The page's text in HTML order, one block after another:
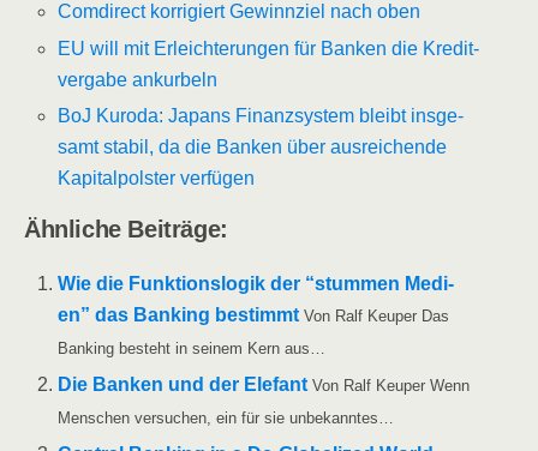
Com­di­rect kor­ri­giert Gewinn­ziel nach oben
EU will mit Erleich­te­run­gen für Ban­ken die Kre­dit­
ver­ga­be ankurbeln
BoJ Kur­o­da: Japans Finanz­sys­tem bleibt ins­ge­
samt sta­bil, da die Ban­ken über aus­rei­chen­de
Kapi­tal­pols­ter verfügen
Ähn­li­che Beiträge:
Wie die Funk­ti­ons­lo­gik der “stum­men Medi­
en” das Ban­king bestimmt Von Ralf Keu­per Das
Ban­king besteht in sei­nem Kern aus…
Die Ban­ken und der Ele­fant Von Ralf Keu­per Wenn
Men­schen ver­su­chen, ein für sie unbekanntes…